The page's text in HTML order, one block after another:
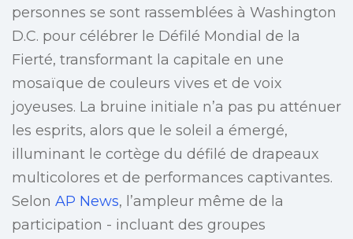
personnes se sont rassemblées à Washington
D.C. pour célébrer le Défilé Mondial de la
Fierté, transformant la capitale en une
mosaïque de couleurs vives et de voix
joyeuses. La bruine initiale n’a pas pu atténuer
les esprits, alors que le soleil a émergé,
illuminant le cortège du défilé de drapeaux
multicolores et de performances captivantes.
Selon AP News, l’ampleur même de la
participation - incluant des groupes